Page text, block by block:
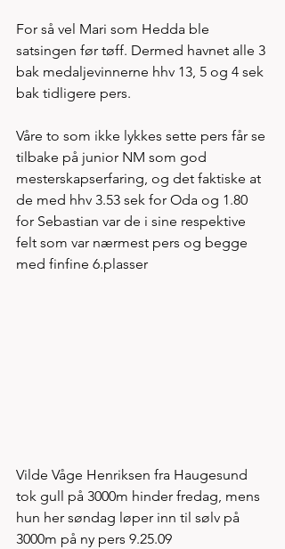
For så vel Mari som Hedda ble
satsingen før tøff. Dermed havnet alle 3
bak medaljevinnerne hhv 13, 5 og 4 sek
bak tidligere pers.
Våre to som ikke lykkes sette pers får se
tilbake på junior NM som god
mesterskapserfaring, og det faktiske at
de med hhv 3.53 sek for Oda og 1.80
for Sebastian var de i sine respektive
felt som var nærmest pers og begge
med finfine 6.plasser
Vilde Våge Henriksen fra Haugesund
tok gull på 3000m hinder fredag, mens
hun her søndag løper inn til sølv på
3000m på ny pers 9.25.09